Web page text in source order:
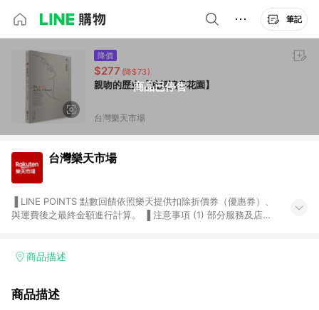
筆記
商品已停售
降價
$277 (降$73)
親吻的歷史【城邦讀書花園】
台灣樂天市場
台灣樂天市場
與運費後之最終金額進行計算。 ▐ 注意事項 (1) 部分服務及店家
Smart mobile、神腦生活、JS巨盛、樂天KOBO電子書，請詳閱
台灣樂天市場，並在同一瀏覽器於24小時內結帳，才享有 LINE
商品描述
商品描述